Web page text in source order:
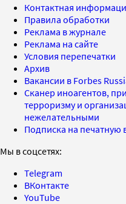
Контактная
Правила обработки
Реклама в журнале
Реклама на сайте
Условия перепечатки
Архив
Вакансии в Forbes
Сканер иноагентов,
терроризму и
нежелательными
Подписка на печатную
Мы в соцсетях:
Telegram
ВКонтакте
YouTube